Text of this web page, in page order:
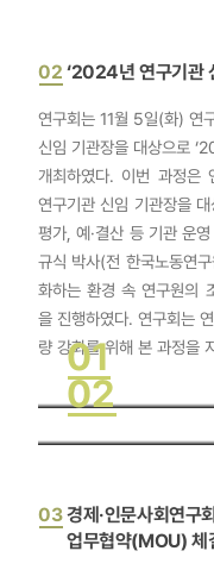
02 ‘2024년 연구기관
연구회는 11월 5일(화) 연
신임 기관장을 대상으로
개최하였다. 이번 과정은
연구기관 신임 기관장을
평가, 예·결산 등 기관 운
규식 박사(전 한국노동연
화하는 환경 속 연구원의
을 진행하였다. 연구회는
량 강화를 위해 본 과정을
01
02
03경제·인문사회연
업무협약(MOU) 체